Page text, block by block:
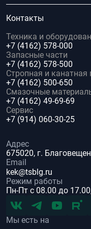
Контакты
Техника и
+7 (4162) 578-000
Запасные части
+7 (4162) 578-500
Стропная и
+7 (4162) 500-650
Смазочные
+7 (4162) 49-69-69
Сервис
+7 (914) 060-30-25
Адрес
675020, г.
Email
kek@tsblg.ru
Режим работы
Пн-Пт с 08.00 до
Мы есть на